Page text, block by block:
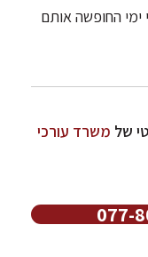
ימי החופשה אותם
של משרד עורכי